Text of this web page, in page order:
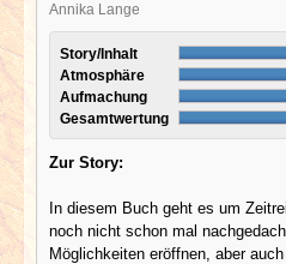
Annika Lange
Story/Inhalt
Atmosphäre
Aufmachung
Gesamtwertung
Zur Story:
In diesem Buch geht es um
noch nicht schon mal
Möglichkeiten eröffnen, aber